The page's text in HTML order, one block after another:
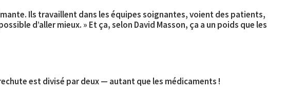
Ils travaillent dans les équipes soignantes, voient des patients,
d’aller mieux. » Et ça, selon David Masson, ça a un poids que les
estdivisé par deux— autant que les médicaments !